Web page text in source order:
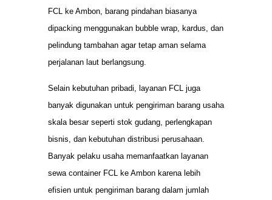
FCL ke Ambon, barang pindahan biasanya
dipacking menggunakan bubble wrap, kardus, dan
pelindung tambahan agar tetap aman selama
perjalanan laut berlangsung.
Selain kebutuhan pribadi, layanan FCL juga
banyak digunakan untuk pengiriman barang usaha
skala besar seperti stok gudang, perlengkapan
bisnis, dan kebutuhan distribusi perusahaan.
Banyak pelaku usaha memanfaatkan layanan
sewa container FCL ke Ambon karena lebih
efisien untuk pengiriman barang dalam jumlah